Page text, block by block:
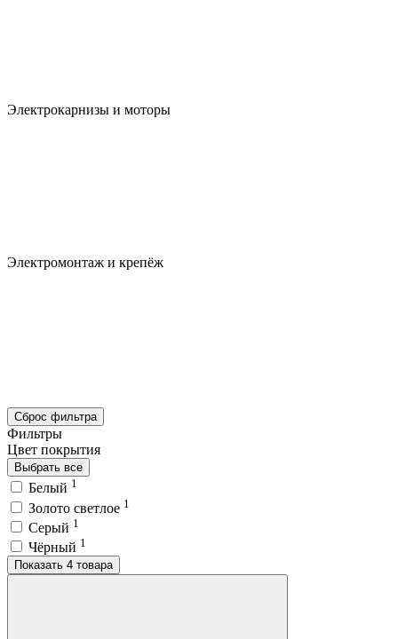
Электрокарнизы и моторы
Электромонтаж и крепёж
Сброс фильтра
Фильтры
Цвет покрытия
Выбрать все
Белый 1
Золото светлое 1
Серый 1
Чёрный 1
Показать 4 товара